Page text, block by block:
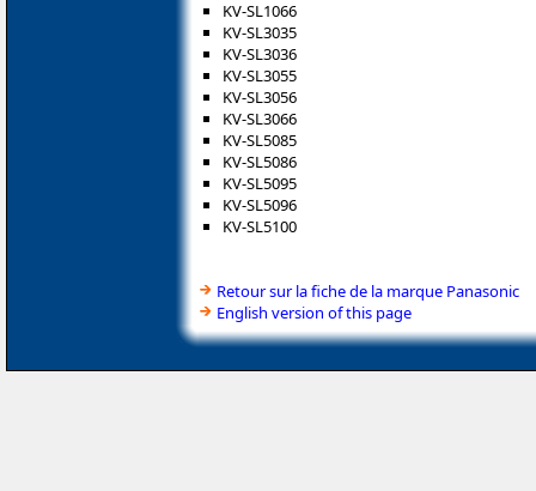
KV-SL1066
KV-SL3035
KV-SL3036
KV-SL3055
KV-SL3056
KV-SL3066
KV-SL5085
KV-SL5086
KV-SL5095
KV-SL5096
KV-SL5100
Retour sur la fiche de la marque Panasonic
English version of this page